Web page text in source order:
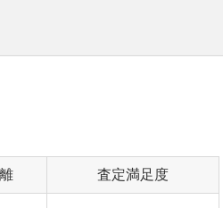
査定満足度